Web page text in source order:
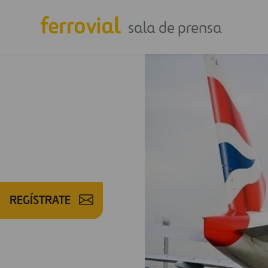
sala de prensa
REGÍSTRATE